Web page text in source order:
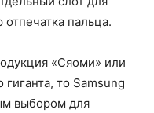
пальца.
«Сяоми» или
то Samsung
выбором для